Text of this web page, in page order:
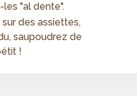
"al dente".
des assiettes,
saupoudrez de
!